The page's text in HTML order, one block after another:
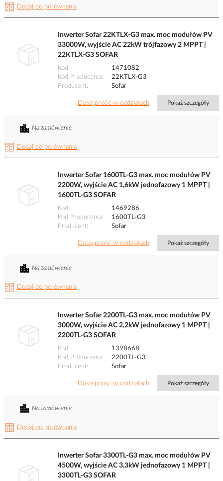
Dodaj do porównania
Inwerter Sofar 22KTLX-G3 max. moc modułów PV
33000W, wyjście AC 22kW trójfazowy 2 MPPT |
22KTLX-G3 SOFAR
Kod
1471082
Kod Producenta
22KTLX-G3
Producent
Sofar
Dostępność w oddziałach Pokaż szczegóły
Dodaj do porównania
Na zamówienie
Inwerter Sofar 1600TL-G3 max. moc modułów PV
2200W, wyjście AC 1,6kW jednofazowy 1 MPPT |
1600TL-G3 SOFAR
Kod
1469286
Kod Producenta
1600TL-G3
Producent
Sofar
Dostępność w oddziałach Pokaż szczegóły
Dodaj do porównania
Na zamówienie
Inwerter Sofar 2200TL-G3 max. moc modułów PV
3000W, wyjście AC 2,2kW jednofazowy 1 MPPT |
2200TL-G3 SOFAR
Kod
1398668
Kod Producenta
2200TL-G3
Producent
Sofar
Dostępność w oddziałach Pokaż szczegóły
Dodaj do porównania
Na zamówienie
Inwerter Sofar 3300TL-G3 max. moc modułów PV
4500W, wyjście AC 3,3kW jednofazowy 1 MPPT |
3300TL-G3 SOFAR